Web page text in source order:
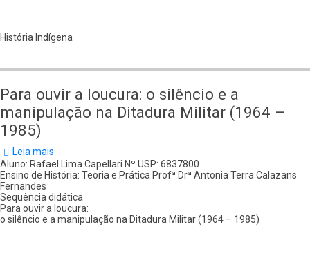
História Indígena
Para ouvir a loucura: o silêncio e a
manipulação na Ditadura Militar (1964 –
1985)
Leia mais
Para
ouvir
loucura:
o
silêncio
Aluno: Rafael Lima Capellari Nº USP: 6837800
Ensino de História: Teoria e Prática Profª Drª Antonia Terra Calazans
Fernandes
Sequência didática
Para ouvir a loucura:
o silêncio e a manipulação na Ditadura Militar (1964 – 1985)